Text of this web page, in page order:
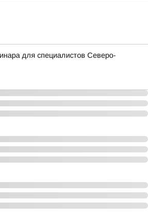
для специалистов Северо-